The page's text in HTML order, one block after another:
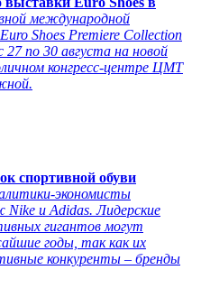
международной
Shoes Premiere Collection
по 30 августа на новой
конгресс-центре ЦМТ
спортивной обуви
экономисты
и Adidas. Лидерские
гигантов могут
годы, так как их
конкуренты – бренды